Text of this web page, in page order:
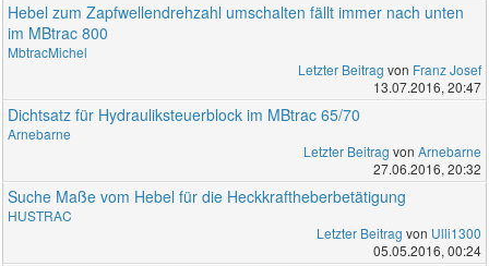
Hebel zum Zapfwellendrehzahl umschalten fällt immer nach unten
im MBtrac 800
MbtracMichel
Letzter Beitrag von Franz Josef
13.07.2016, 20:47
Dichtsatz für Hydrauliksteuerblock im MBtrac 65/70
Arnebarne
Letzter Beitrag von Arnebarne
27.06.2016, 20:32
Suche Maße vom Hebel für die Heckkraftheberbetätigung
HUSTRAC
Letzter Beitrag von Ulli1300
05.05.2016, 00:24